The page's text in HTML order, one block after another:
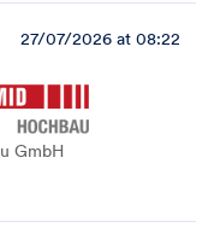
27/07/2026 at 08:22
GmbH